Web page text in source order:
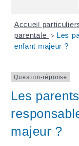
Accueil
parentale
> Les
enfant majeur ?
Question-réponse
Les
majeur ?